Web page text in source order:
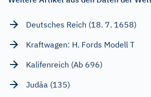
Deutsches Reich (18. 7. 1658)
Kraftwagen: H. Fords Modell T
Kalifenreich (Ab 696)
Judäa (135)